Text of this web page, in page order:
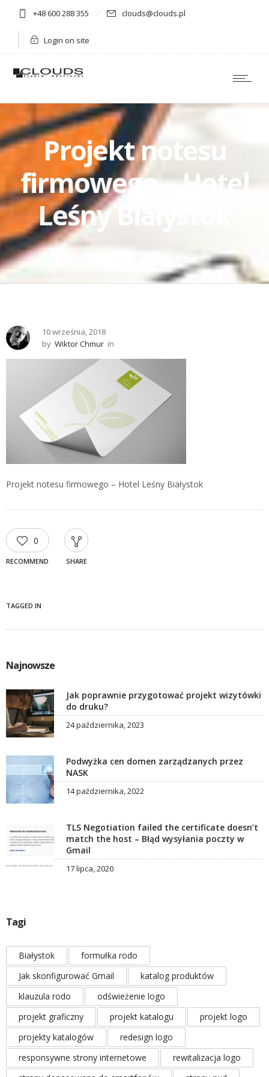
+48 600 288 355 clouds@clouds.pl
Login on site
Projekt notesu
firmowego – Hotel
Leśny Białystok
10 września, 2018
by Wiktor Chmur in
Projekt notesu firmowego – Hotel Leśny Białystok
0
RECOMMEND SHARE
TAGGED IN
Najnowsze
Jak poprawnie przygotować projekt wizytówki
do druku?
24 października, 2023
Podwyżka cen domen zarządzanych przez
NASK
14 października, 2022
TLS Negotiation failed the certificate doesn’t
match the host – Błąd wysyłania poczty w
Gmail
17 lipca, 2020
Tagi
Białystok
formułka rodo
Jak skonfigurować Gmail
katalog produktów
klauzula rodo
odświeżenie logo
projekt graficzny
projekt katalogu
projekt logo
projekty katalogów
redesign logo
responsywne strony internetowe
rewitalizacja logo